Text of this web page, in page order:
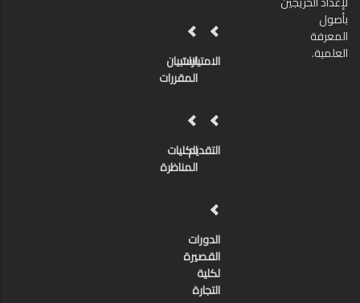
بأصول
المعرفة
العلمية.
الامتيازات
استبيان
المقررات
التقديمالكليات
المناظرة
الدورات
القصيرة
لكلية
التجارة